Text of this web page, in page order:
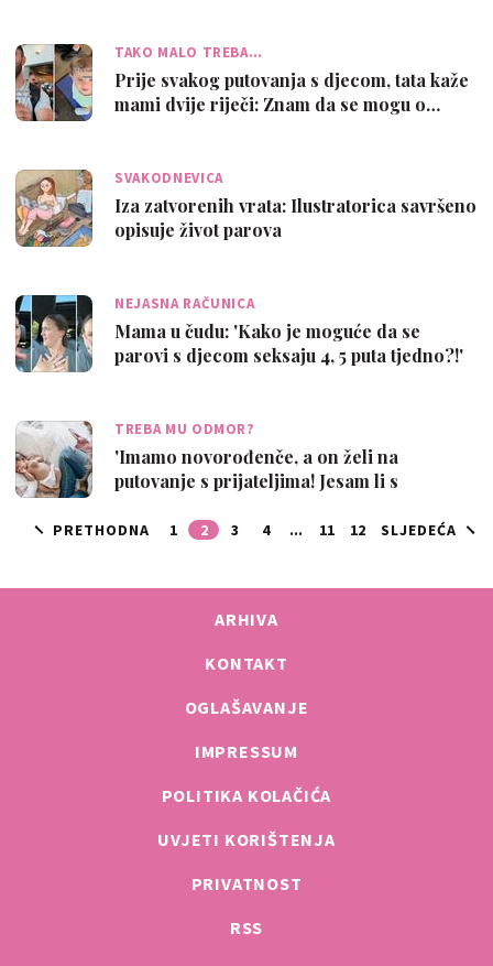
TAKO MALO TREBA…
Prije svakog putovanja s djecom, tata kaže
mami dvije riječi: Znam da se mogu o…
SVAKODNEVICA
Iza zatvorenih vrata: Ilustratorica savršeno
opisuje život parova
NEJASNA RAČUNICA
Mama u čudu: 'Kako je moguće da se
parovi s djecom seksaju 4, 5 puta tjedno?!'
TREBA MU ODMOR?
'Imamo novorođenče, a on želi na
putovanje s prijateljima! Jesam li s
PRETHODNA 1 2 3 4 ... 11 12 SLJEDEĆA
ARHIVA
KONTAKT
OGLAŠAVANJE
IMPRESSUM
POLITIKA KOLAČIĆA
UVJETI KORIŠTENJA
PRIVATNOST
RSS